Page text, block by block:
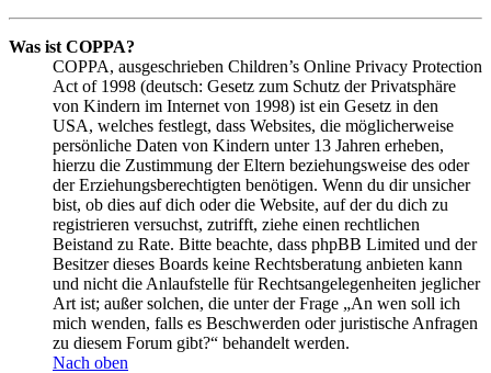
Was ist COPPA?
COPPA, ausgeschrieben Children’s Online Privacy Protection
Act of 1998 (deutsch: Gesetz zum Schutz der Privatsphäre
von Kindern im Internet von 1998) ist ein Gesetz in den
USA, welches festlegt, dass Websites, die möglicherweise
persönliche Daten von Kindern unter 13 Jahren erheben,
hierzu die Zustimmung der Eltern beziehungsweise des oder
der Erziehungsberechtigten benötigen. Wenn du dir unsicher
bist, ob dies auf dich oder die Website, auf der du dich zu
registrieren versuchst, zutrifft, ziehe einen rechtlichen
Beistand zu Rate. Bitte beachte, dass phpBB Limited und der
Besitzer dieses Boards keine Rechtsberatung anbieten kann
und nicht die Anlaufstelle für Rechtsangelegenheiten jeglicher
Art ist; außer solchen, die unter der Frage „An wen soll ich
mich wenden, falls es Beschwerden oder juristische Anfragen
zu diesem Forum gibt?“ behandelt werden.
Nach oben